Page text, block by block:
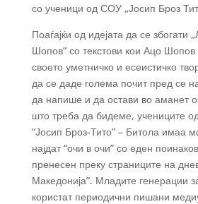
со ученици од СОУ „Јосип Броз
Поаѓајќи од идејата да се збогати
Шопов“ со текстови кои Ацо Шопов
своето уметничко и есеистичко
да се даде голема почит пред се
да напише и да остави во аманет
што треба да бидеме, учениците
“Јосип Броз-Тито” – Битола имаа
најдат “очи в очи” со еден
пренесен преку страниците на
Македонија”. Младите генерации
користат периодични пишани